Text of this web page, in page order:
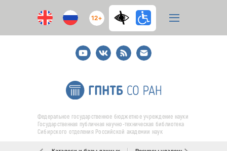
12+
YoutubeВКонтакте
RSS
E-
mail
подписка
Федеральное государственное бюджетное учреждение науки
Государственная публичная научно-техническая библиотека
Сибирского отделения Российской академии наук